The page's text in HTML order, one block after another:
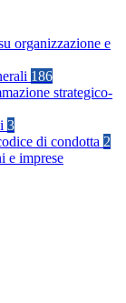
organizzazione e
186
strategico-
3
di condotta 2
e imprese